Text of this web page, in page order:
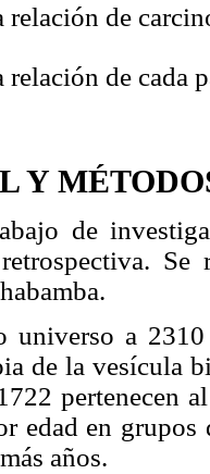
relación de
relación de
Y
de
universo a
de la vesícula
pertenecen
edad en
años.